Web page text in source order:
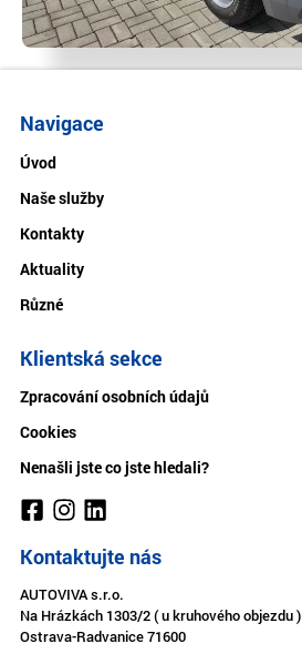
Navigace
Úvod
Naše služby
Kontakty
Aktuality
Různé
Klientská sekce
Zpracování osobních údajů
Cookies
Nenašli jste co jste hledali?
Kontaktujte nás
AUTOVIVA s.r.o.
Na Hrázkách 1303/2 ( u kruhového objezdu )
Ostrava-Radvanice 71600